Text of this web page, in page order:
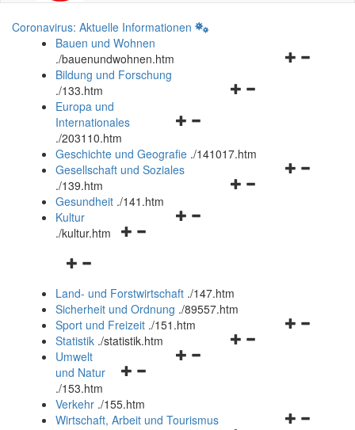
Coronavirus: Aktuelle Informationen
Bauen und Wohnen
./bauenundwohnen.htm
Navigationsmenü
Bildung und Forschung
./133.htm
Navigationsmenü
und
schließen
Europa und
Internationales
./203110.htm
Geschichte und Geografie ./141017.htm
Navigationsmenü
Gesellschaft und Soziales
./139.htm
Navigationsmenü
Gesundheit ./141.htm
Navigationsmenü
Kultur
./kultur.htm
Navigationsmenü
und
schließen
Land- und Forstwirtschaft ./147.htm
Sicherheit und Ordnung ./89557.htm
Navigationsmenü
Sport und Freizeit ./151.htm
Navigationsmenü
Statistik ./statistik.htm
Navigationsmenü
und
schließen
Umwelt
und Natur
./153.htm
Verkehr ./155.htm
Wirtschaft, Arbeit und Tourismus